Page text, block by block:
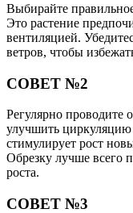
Выбирайте
Это растение
вентиляцией.
ветров, чтобы
СОВЕТ №2
Регулярно проводите
улучшить циркуляцию
стимулирует рост
Обрезку лучше всего
роста.
СОВЕТ №3